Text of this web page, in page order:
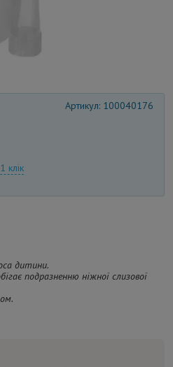
Артикул: 100040176
клік
дитини.
подразненню ніжної слизової